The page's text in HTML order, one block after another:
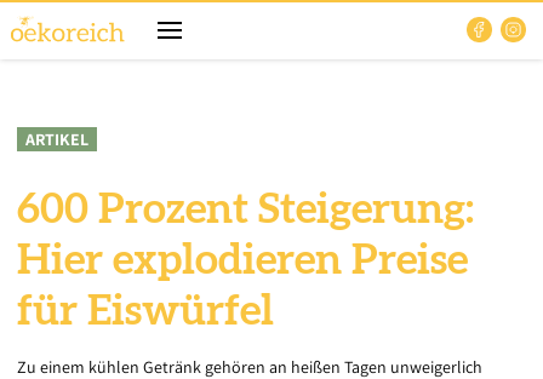
ARTIKEL
600 Prozent Steigerung:
Hier explodieren Preise
für Eiswürfel
Zu einem kühlen Getränk gehören an heißen Tagen unweigerlich